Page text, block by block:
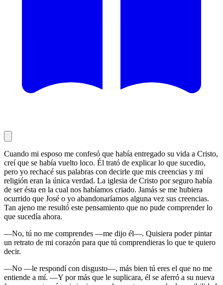
Cuando mi esposo me confesó que había entregado su vida a Cristo,
creí que se había vuelto loco. Él trató de explicar lo que sucedio,
pero yo rechacé sus palabras con decirle que mis creencias y mi
religión eran la única verdad. La iglesia de Cristo por seguro había
de ser ésta en la cual nos habíamos criado. Jamás se me hubiera
ocurrido que José o yo abandonaríamos alguna vez sus creencias.
Tan ajeno me resultó este pensamiento que no pude comprender lo
que sucedía ahora.
—No, tú no me comprendes —me dijo él—. Quisiera poder pintar
un retrato de mi corazón para que tú comprendieras lo que te quiero
decir.
—No —le respondí con disgusto—, más bien tú eres el que no me
entiende a mí. —Y por más que le suplicara, él se aferró a su nueva